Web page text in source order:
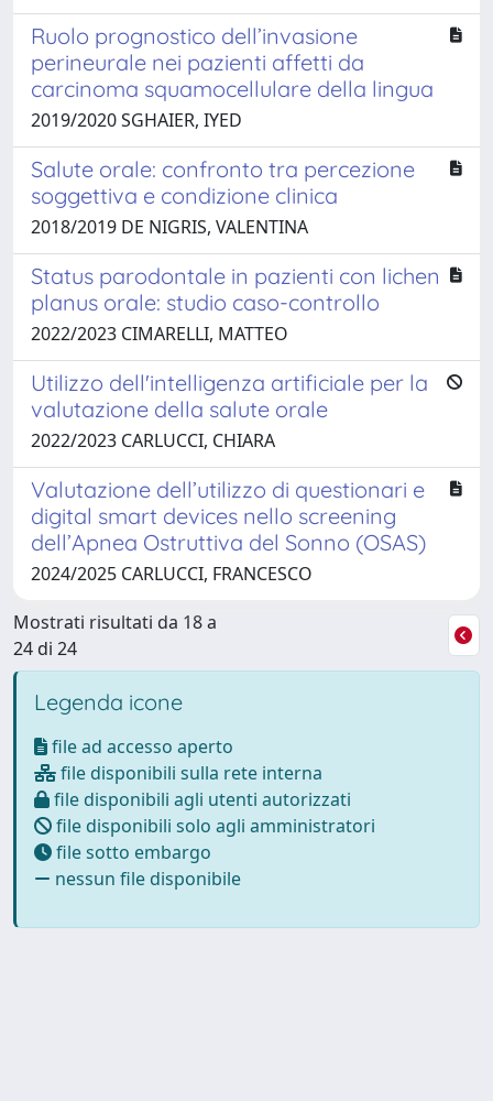
Ruolo prognostico dell’invasione
perineurale nei pazienti affetti da
carcinoma squamocellulare della lingua
2019/2020 SGHAIER, IYED
Salute orale: confronto tra percezione
soggettiva e condizione clinica
2018/2019 DE NIGRIS, VALENTINA
Status parodontale in pazienti con lichen
planus orale: studio caso-controllo
2022/2023 CIMARELLI, MATTEO
Utilizzo dell'intelligenza artificiale per la
valutazione della salute orale
2022/2023 CARLUCCI, CHIARA
Valutazione dell’utilizzo di questionari e
digital smart devices nello screening
dell’Apnea Ostruttiva del Sonno (OSAS)
2024/2025 CARLUCCI, FRANCESCO
Mostrati risultati da 18 a
24 di 24
Legenda icone
file ad accesso aperto
file disponibili sulla rete interna
file disponibili agli utenti autorizzati
file disponibili solo agli amministratori
file sotto embargo
nessun file disponibile